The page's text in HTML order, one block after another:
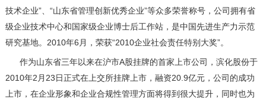
技术企业”、“山东省管理创新优秀企业”等众多荣誉称号，公司拥有省
级企业技术中心和国家级企业博士后工作站，是中国先进生产力示范
研究基地。2010年6月，荣获“2010企业社会责任特别大奖”。
作为山东省三年以来在沪市A股挂牌的首家上市公司，滨化股份于
2010年2月23日正式在上交所挂牌上市，融资20.9亿元，公司的成功
上市，在企业形象和企业合规性管理方面将得到很大提升，同时也为